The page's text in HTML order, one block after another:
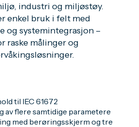
industri og miljøstøy.
enkel bruk i felt med
og systemintegrasjon –
raske målinger og
til IEC 61672
av flere samtidige parametere
med berøringsskjerm og tre